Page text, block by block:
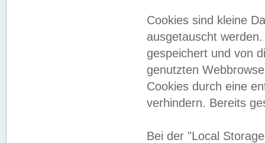
Cookies sind kleine
ausgetauscht
gespeichert und von
genutzten
Cookies durch eine
verhindern. Bereits
Bei der "Local